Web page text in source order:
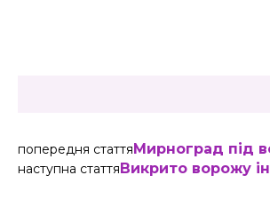
попередня статтяМирноград під
наступна статтяВикрито ворожу